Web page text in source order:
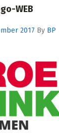
WEB
2017 By BP